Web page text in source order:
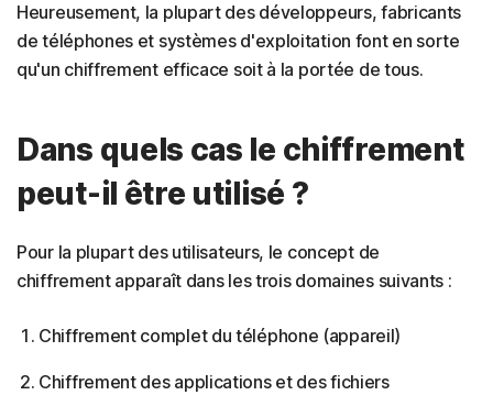
Heureusement, la plupart des développeurs, fabricants
de téléphones et systèmes d'exploitation font en sorte
qu'un chiffrement efficace soit à la portée de tous.
Dans quels cas le chiffrement
peut-il être utilisé ?
Pour la plupart des utilisateurs, le concept de
chiffrement apparaît dans les trois domaines suivants :
Chiffrement complet du téléphone (appareil)
Chiffrement des applications et des fichiers